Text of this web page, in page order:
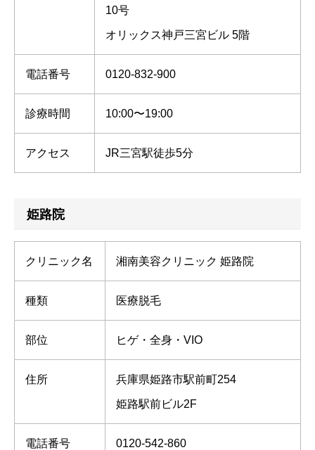
10号
オリックス神戸三宮ビル 5階
電話番号 0120-832-900
診療時間 10:00〜19:00
アクセス JR三宮駅徒歩5分
姫路院
クリニック名 湘南美容クリニック 姫路院
種類 医療脱毛
部位 ヒゲ・全身・VIO
住所 兵庫県姫路市駅前町254
姫路駅前ビル2F
電話番号 0120-542-860